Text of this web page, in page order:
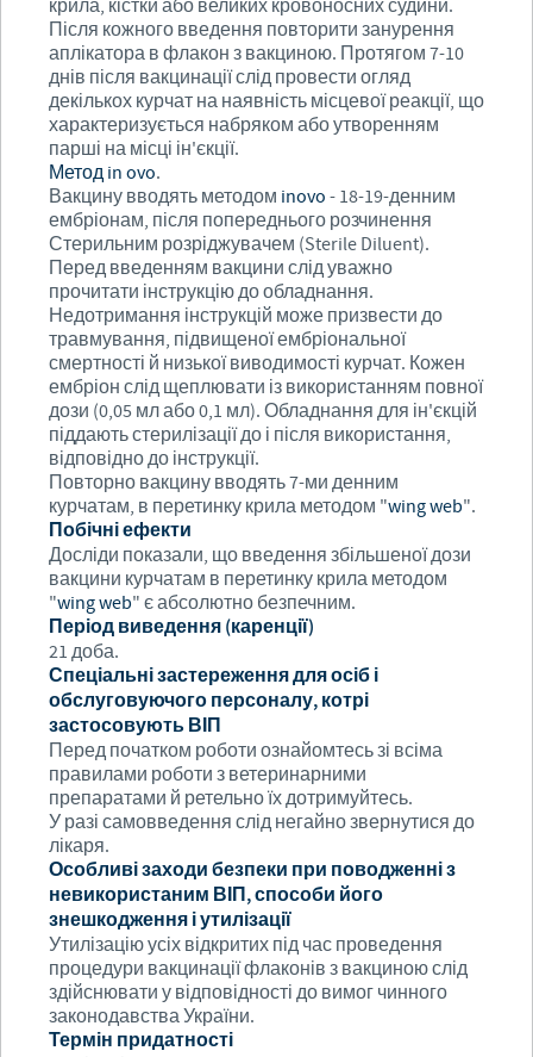
крила, кістки або великих кровоносних судини.
Після кожного введення повторити занурення
аплікатора в флакон з вакциною. Протягом 7-10
днів після вакцинації слід провести огляд
декількох курчат на наявність місцевої реакції, що
характеризується набряком або утворенням
парші на місці ін'єкції.
Метод in ovo.
Вакцину вводять методом inovo - 18-19-денним
ембріонам, після попереднього розчинення
Стерильним розріджувачем (Sterile Diluent).
Перед введенням вакцини слід уважно
прочитати інструкцію до обладнання.
Недотримання інструкцій може призвести до
травмування, підвищеної ембріональної
смертності й низької виводимості курчат. Кожен
ембріон слід щеплювати із використанням повної
дози (0,05 мл або 0,1 мл). Обладнання для ін'єкцій
піддають стерилізації до і після використання,
відповідно до інструкції.
Повторно вакцину вводять 7-ми денним
курчатам, в перетинку крила методом "wingweb".
Побічні ефекти
Досліди показали, що введення збільшеної дози
вакцини курчатам в перетинку крила методом
"wingweb" є абсолютно безпечним.
Період виведення (каренції)
21 доба.
Спеціальні застереження для осіб і
обслуговуючого персоналу, котрі
застосовують ВІП
Перед початком роботи ознайомтесь зі всіма
правилами роботи з ветеринарними
препаратами й ретельно їх дотримуйтесь.
У разі самовведення слід негайно звернутися до
лікаря.
Особливі заходи безпеки при поводженні з
невикористаним ВІП, способи його
знешкодження і утилізації
Утилізацію усіх відкритих під час проведення
процедури вакцинації флаконів з вакциною слід
здійснювати у відповідності до вимог чинного
законодавства України.
Термін придатності